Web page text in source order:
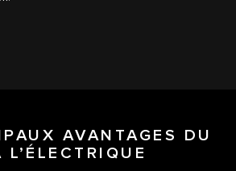
AVANTAGES DU
L’ÉLECTRIQUE